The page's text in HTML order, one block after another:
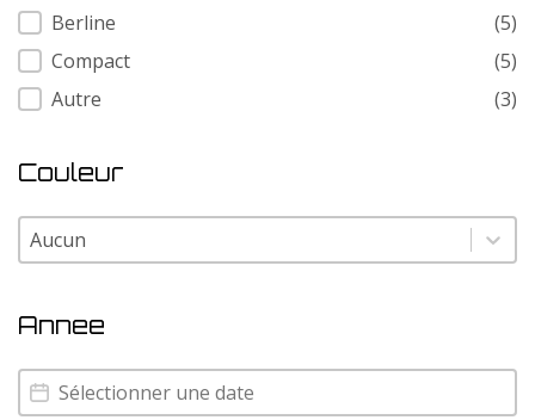
Berline
(5)
Compact
(5)
Autre
(3)
Couleur
Couleur
Couleur
Annee
Annee
Annee